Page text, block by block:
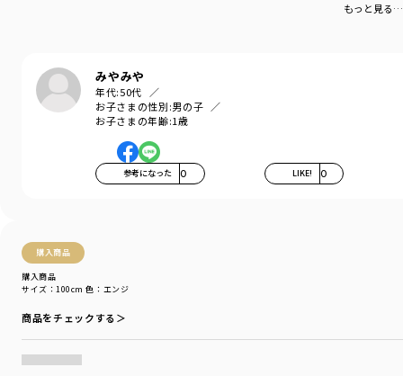
もっと見る…
みやみや
年代:50代
お子さまの性別:男の子
お子さまの年齢:1歳
参考になった 0 LIKE! 0
購入商品
購入商品
サイズ：100cm 色：エンジ
商品をチェックする＞